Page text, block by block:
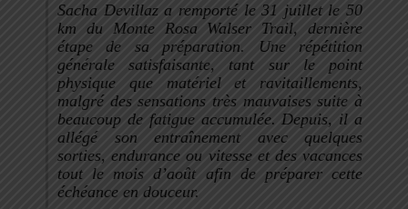
Sacha Devillaz a remporté le 31 juillet le 50
km du Monte Rosa Walser Trail, dernière
étape de sa préparation. Une répétition
générale satisfaisante, tant sur le point
physique que matériel et ravitaillements,
malgré des sensations très mauvaises suite à
beaucoup de fatigue accumulée. Depuis, il a
allégé son entraînement avec quelques
sorties, endurance ou vitesse et des vacances
tout le mois d’août afin de préparer cette
échéance en douceur.